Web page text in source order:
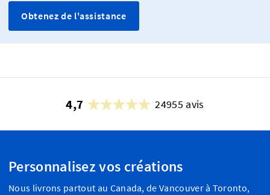
Obtenez de l'assistance
4,7 24955 avis
Personnalisez vos créations
Nous livrons partout au Canada, de Vancouver à Toronto,